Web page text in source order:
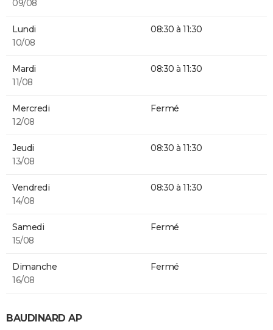
09/08
Lundi
10/08
08:30 à 11:30
Mardi
11/08
08:30 à 11:30
Mercredi
12/08
Fermé
Jeudi
13/08
08:30 à 11:30
Vendredi
14/08
08:30 à 11:30
Samedi
15/08
Fermé
Dimanche
16/08
Fermé
BAUDINARD AP